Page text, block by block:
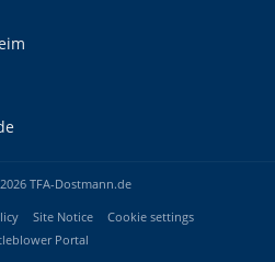
TFA-Dostmann.de
Site Notice
Cookie settings
Portal